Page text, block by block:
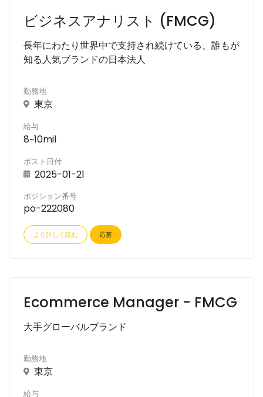
ビジネスアナリスト (FMCG)
長年にわたり世界中で支持され続けている、誰もが
知る人気ブランドの日本法人
勤務地
東京
給与
8~10mil
ポスト日付
2025-01-21
ポジション番号
po-222080
より詳しく読む 応募
Ecommerce Manager - FMCG
大手グローバルブランド
勤務地
東京
給与